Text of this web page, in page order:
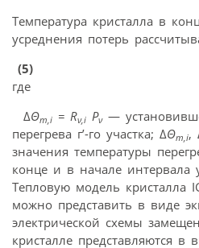
Температура кристалла в
усреднения потерь
(5)
где
ΔΘm i = Rν,i Pν —
перегрева г’-го участка; ΔΘm i,
значения температуры
конце и в начале интервала
Тепловую модель кристалла
можно представить в виде
электрической схемы
кристалле представляются в